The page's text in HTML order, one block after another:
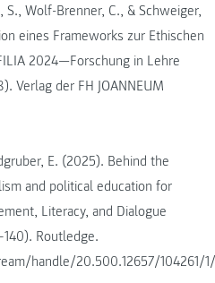
Wolf-Brenner, C., & Schweiger,
eines Frameworks zur Ethischen
2024—Forschung in Lehre
Verlag der FH JOANNEUM
E. (2025). Behind the
and political education for
Literacy, and Dialogue
Routledge.
handle/20.500.12657/104261/1/